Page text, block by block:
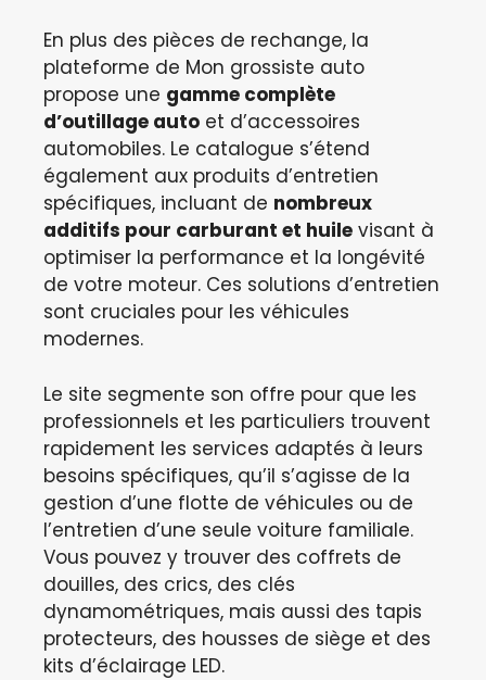
En plus des pièces de rechange, la
plateforme de Mon grossiste auto
propose une gamme complète
d’outillage auto et d’accessoires
automobiles. Le catalogue s’étend
également aux produits d’entretien
spécifiques, incluant de nombreux
additifs pour carburant et huile visant à
optimiser la performance et la longévité
de votre moteur. Ces solutions d’entretien
sont cruciales pour les véhicules
modernes.
Le site segmente son offre pour que les
professionnels et les particuliers trouvent
rapidement les services adaptés à leurs
besoins spécifiques, qu’il s’agisse de la
gestion d’une flotte de véhicules ou de
l’entretien d’une seule voiture familiale.
Vous pouvez y trouver des coffrets de
douilles, des crics, des clés
dynamométriques, mais aussi des tapis
protecteurs, des housses de siège et des
kits d’éclairage LED.